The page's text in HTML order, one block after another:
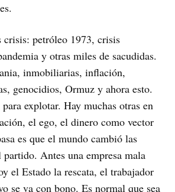
crisis: petróleo 1973, crisis
y otras miles de sacudidas.
inmobiliarias, inflación,
genocidios, Ormuz y ahora esto.
explotar. Hay muchas otras en
el ego, el dinero como vector
es que el mundo cambió las
Antes una empresa mala
el Estado la rescata, el trabajador
se va con bono. Es normal que sea